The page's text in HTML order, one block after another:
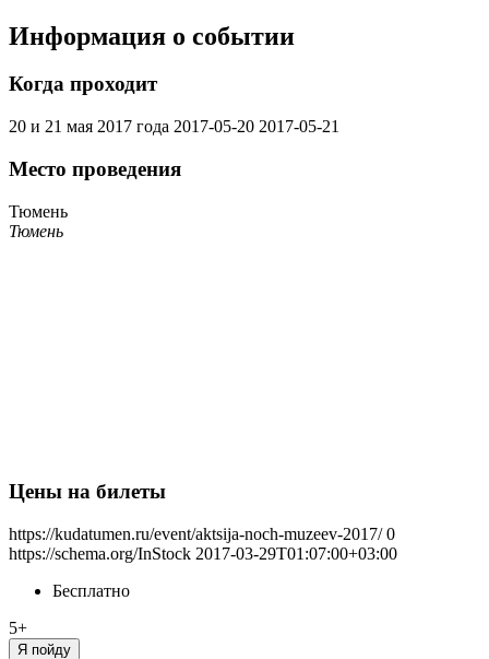
Информация о событии
Когда проходит
20 и 21 мая 2017 года 2017-05-20 2017-05-21
Место проведения
Тюмень
Тюмень
Цены на билеты
https://kudatumen.ru/event/aktsija-noch-muzeev-2017/ 0
https://schema.org/InStock 2017-03-29T01:07:00+03:00
Бесплатно
5+
Я пойду